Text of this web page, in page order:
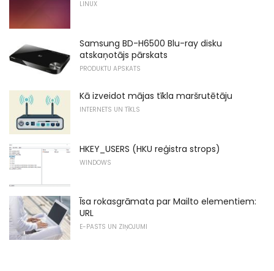
LINUX
Samsung BD-H6500 Blu-ray disku
atskaņotājs pārskats
PRODUKTU APSKATS
Kā izveidot mājas tīkla maršrutētāju
INTERNETS UN TĪKLS
HKEY_USERS (HKU reģistra strops)
WINDOWS
Īsa rokasgrāmata par Mailto elementiem:
URL
E-PASTS UN ZIŅOJUMI